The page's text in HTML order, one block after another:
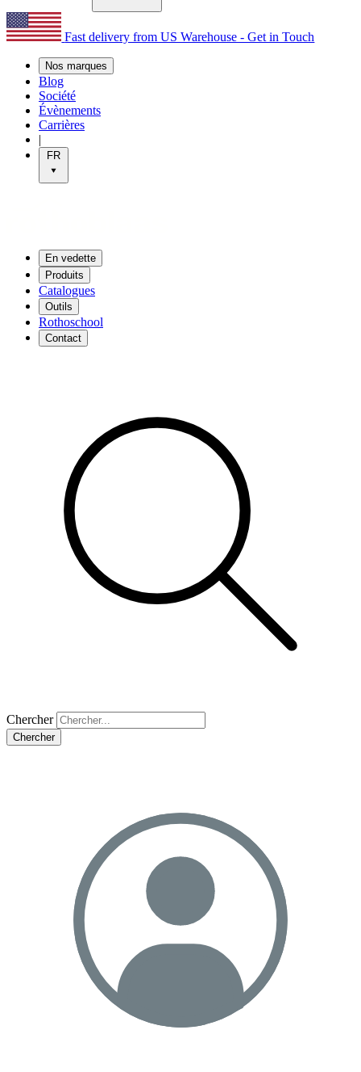
Fast delivery from US Warehouse - Get in Touch
Nos marques
Blog
Société
Évènements
Carrières
|
FR
En vedette
Produits
Catalogues
Outils
Rothoschool
Contact
Chercher
Chercher